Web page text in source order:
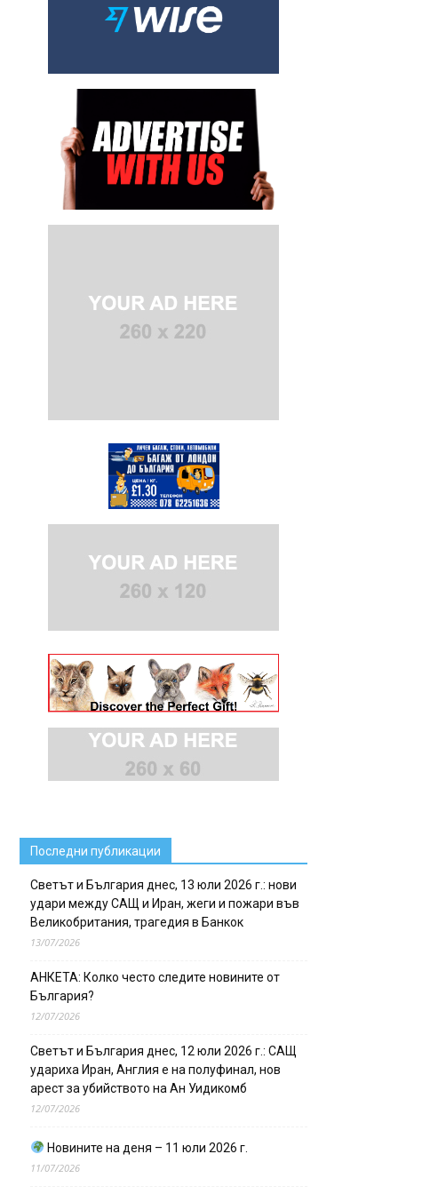
Последни публикации
Светът и България днес, 13 юли 2026 г.: нови
удари между САЩ и Иран, жеги и пожари във
Великобритания, трагедия в Банкок
13/07/2026
АНКЕТА: Колко често следите новините от
България?
12/07/2026
Светът и България днес, 12 юли 2026 г.: САЩ
удариха Иран, Англия е на полуфинал, нов
арест за убийството на Ан Уидикомб
12/07/2026
Новините на деня – 11 юли 2026 г.
11/07/2026